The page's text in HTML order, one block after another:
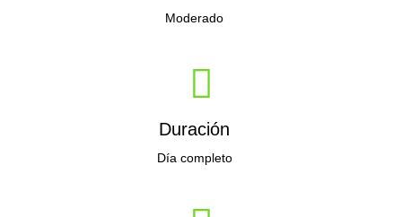
Moderado
Duración
Día completo